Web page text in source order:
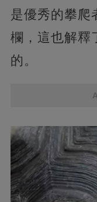
是優秀的攀爬
欄，這也解釋
的。